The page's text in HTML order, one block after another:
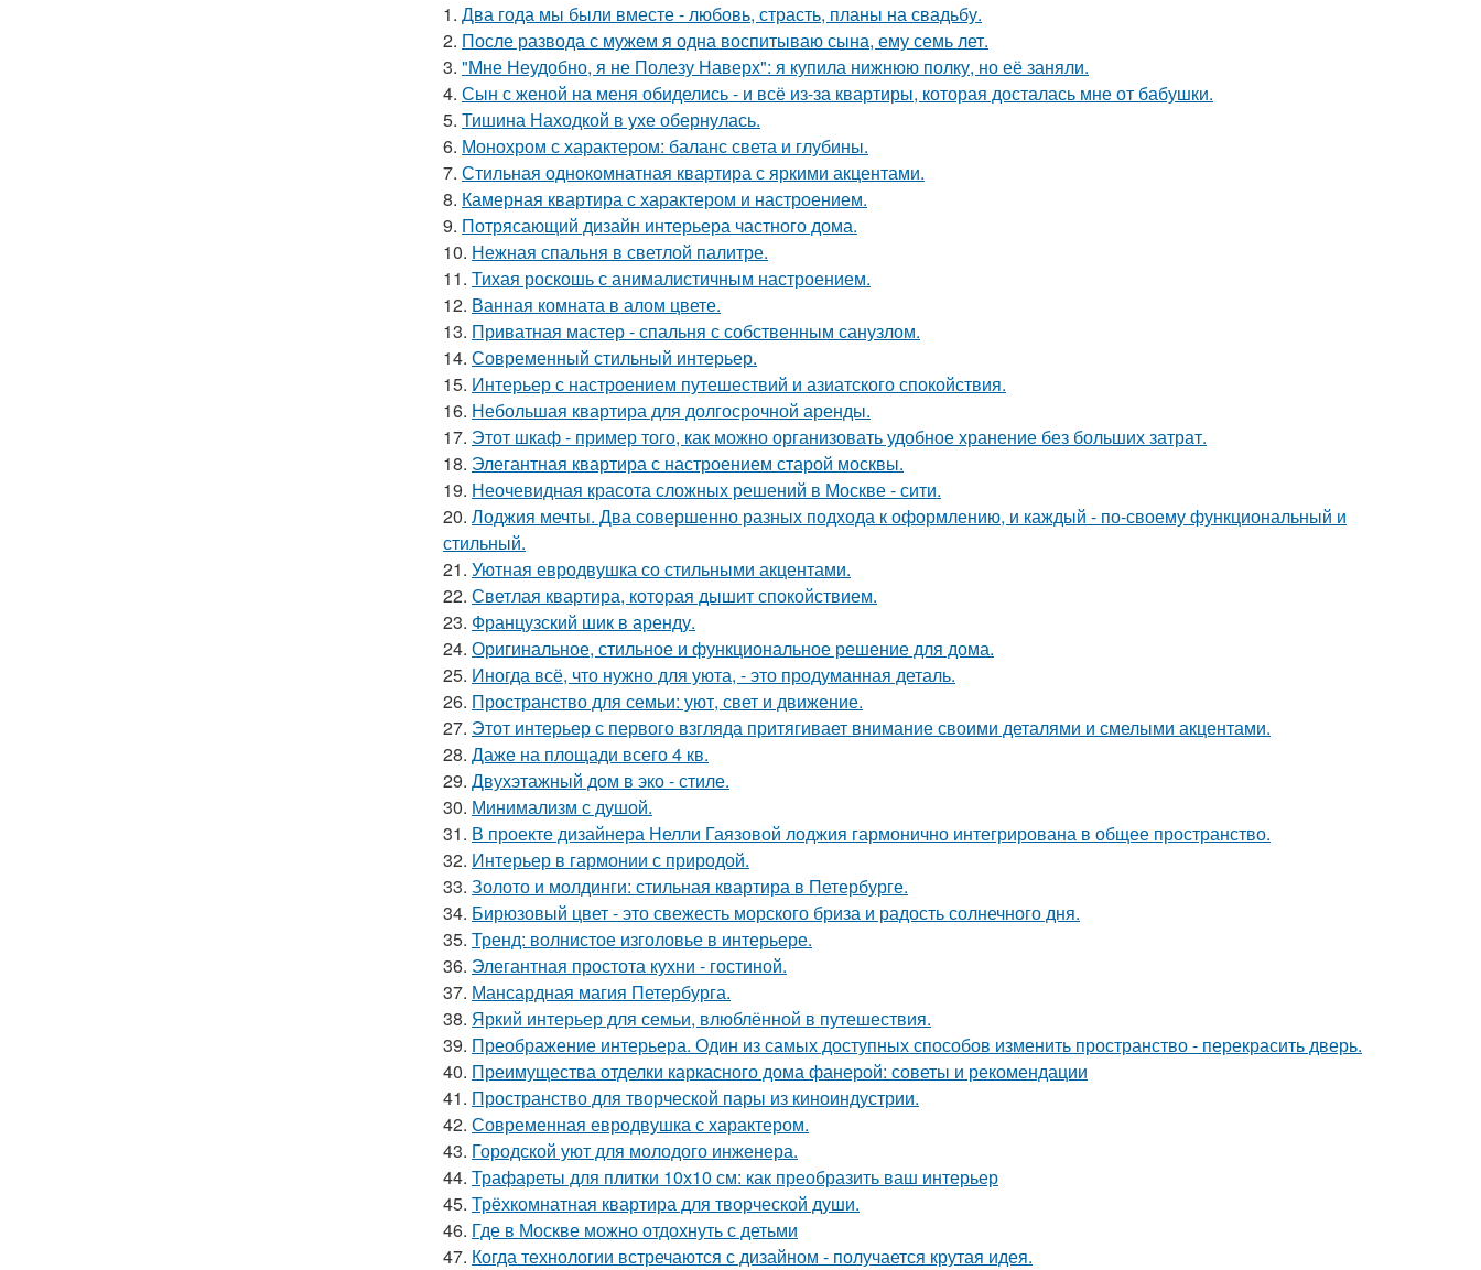
1. Два года мы были вместе - любовь, страсть, планы на свадьбу.
2. После развода с мужем я одна воспитываю сына, ему семь лет.
3. "Мне Неудобно, я не Полезу Наверх": я купила нижнюю полку, но её заняли.
4. Сын с женой на меня обиделись - и всё из-за квартиры, которая досталась мне от бабушки.
5. Тишина Находкой в ухе обернулась.
6. Монохром с характером: баланс света и глубины.
7. Стильная однокомнатная квартира с яркими акцентами.
8. Камерная квартира с характером и настроением.
9. Потрясающий дизайн интерьера частного дома.
10. Нежная спальня в светлой палитре.
11. Тихая роскошь с анималистичным настроением.
12. Ванная комната в алом цвете.
13. Приватная мастер - спальня с собственным санузлом.
14. Современный стильный интерьер.
15. Интерьер с настроением путешествий и азиатского спокойствия.
16. Небольшая квартира для долгосрочной аренды.
17. Этот шкаф - пример того, как можно организовать удобное хранение без больших затрат.
18. Элегантная квартира с настроением старой москвы.
19. Неочевидная красота сложных решений в Москве - сити.
20. Лоджия мечты. Два совершенно разных подхода к оформлению, и каждый - по-своему функциональный и
стильный.
21. Уютная евродвушка со стильными акцентами.
22. Светлая квартира, которая дышит спокойствием.
23. Французский шик в аренду.
24. Оригинальное, стильное и функциональное решение для дома.
25. Иногда всё, что нужно для уюта, - это продуманная деталь.
26. Пространство для семьи: уют, свет и движение.
27. Этот интерьер с первого взгляда притягивает внимание своими деталями и смелыми акцентами.
28. Даже на площади всего 4 кв.
29. Двухэтажный дом в эко - стиле.
30. Минимализм с душой.
31. В проекте дизайнера Нелли Гаязовой лоджия гармонично интегрирована в общее пространство.
32. Интерьер в гармонии с природой.
33. Золото и молдинги: стильная квартира в Петербурге.
34. Бирюзовый цвет - это свежесть морского бриза и радость солнечного дня.
35. Тренд: волнистое изголовье в интерьере.
36. Элегантная простота кухни - гостиной.
37. Мансардная магия Петербурга.
38. Яркий интерьер для семьи, влюблённой в путешествия.
39. Преображение интерьера. Один из самых доступных способов изменить пространство - перекрасить дверь.
40. Преимущества отделки каркасного дома фанерой: советы и рекомендации
41. Пространство для творческой пары из киноиндустрии.
42. Современная евродвушка с характером.
43. Городской уют для молодого инженера.
44. Трафареты для плитки 10х10 см: как преобразить ваш интерьер
45. Трёхкомнатная квартира для творческой души.
46. Где в Москве можно отдохнуть с детьми
47. Когда технологии встречаются с дизайном - получается крутая идея.